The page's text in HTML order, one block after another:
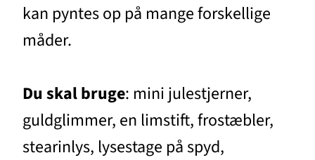
kan pyntes op på mange forskellige
måder.
Du skal bruge: mini julestjerner,
guldglimmer, en limstift, frostæbler,
stearinlys, lysestage på spyd,